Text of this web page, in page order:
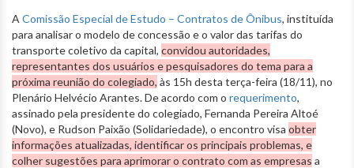
A Comissão Especial de Estudo – Contratos de Ônibus, instituída
para analisar o modelo de concessão e o valor das tarifas do
transporte coletivo da capital, convidou autoridades,
representantes dos usuários e pesquisadores do tema para a
próxima reunião do colegiado, às 15h desta terça-feira (18/11), no
Plenário Helvécio Arantes. De acordo com o requerimento,
assinado pela presidente do colegiado, Fernanda Pereira Altoé
(Novo), e Rudson Paixão (Solidariedade), o encontro visa obter
informações atualizadas, identificar os principais problemas, e
colher sugestões para aprimorar o contrato com as empresas a